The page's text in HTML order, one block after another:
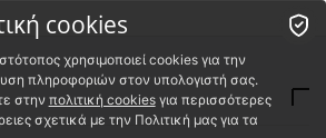
cookies
χρησιμοποιεί cookies για την
πληροφοριών στον υπολογιστή σας.
στην πολιτική cookiesγια περισσότερες
σχετικά με την Πολιτική μας για τα